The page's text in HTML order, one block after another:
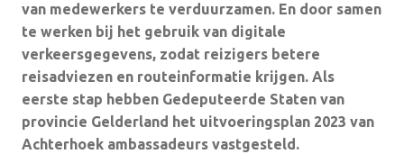
van medewerkers te verduurzamen. En door samen
te werken bij het gebruik van digitale
verkeersgegevens, zodat reizigers betere
reisadviezen en routeinformatie krijgen. Als
eerste stap hebben Gedeputeerde Staten van
provincie Gelderland het uitvoeringsplan 2023 van
Achterhoek ambassadeurs vastgesteld.